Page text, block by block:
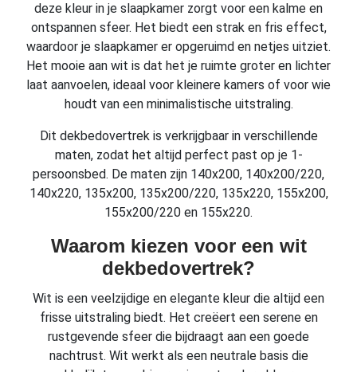
deze kleur in je slaapkamer zorgt voor een kalme en
ontspannen sfeer. Het biedt een strak en fris effect,
waardoor je slaapkamer er opgeruimd en netjes uitziet.
Het mooie aan wit is dat het je ruimte groter en lichter
laat aanvoelen, ideaal voor kleinere kamers of voor wie
houdt van een minimalistische uitstraling.
Dit dekbedovertrek is verkrijgbaar in verschillende
maten, zodat het altijd perfect past op je 1-
persoonsbed. De maten zijn 140x200, 140x200/220,
140x220, 135x200, 135x200/220, 135x220, 155x200,
155x200/220 en 155x220.
Waarom kiezen voor een wit
dekbedovertrek?
Wit is een veelzijdige en elegante kleur die altijd een
frisse uitstraling biedt. Het creëert een serene en
rustgevende sfeer die bijdraagt aan een goede
nachtrust. Wit werkt als een neutrale basis die